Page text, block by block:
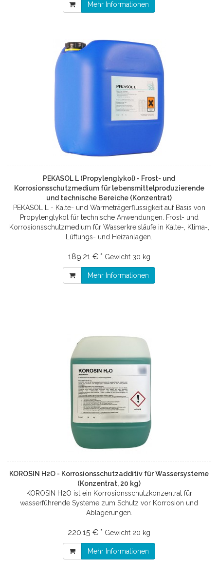
Mehr Informationen
PEKASOL L (Propylenglykol) - Frost- und
Korrosionsschutzmedium für lebensmittelproduzierende
und technische Bereiche (Konzentrat)
PEKASOL L - Kälte- und Wärmeträgerflüssigkeit auf Basis von
Propylenglykol für technische Anwendungen. Frost- und
Korrosionsschutzmedium für Wasserkreisläufe in Kälte-, Klima-,
Lüftungs- und Heizanlagen.
189,21 € * Gewicht 30 kg
Mehr Informationen
KOROSIN H2O - Korrosionsschutzadditiv für Wassersysteme
(Konzentrat, 20 kg)
KOROSIN H2O ist ein Korrosionsschutzkonzentrat für
wasserführende Systeme zum Schutz vor Korrosion und
Ablagerungen.
220,15 € * Gewicht 20 kg
Mehr Informationen